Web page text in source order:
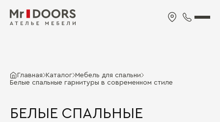
Главная Каталог Мебель для спальни
Белые спальные гарнитуры в современном стиле
БЕЛЫЕ СПАЛЬНЫЕ